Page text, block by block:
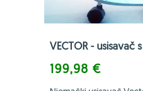
VECTOR - usisavač
199,98 €